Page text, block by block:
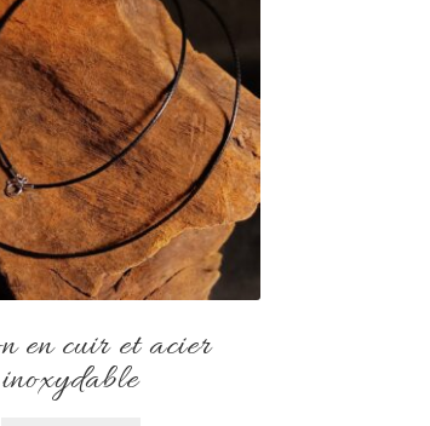
en cuir et acier
inoxydable